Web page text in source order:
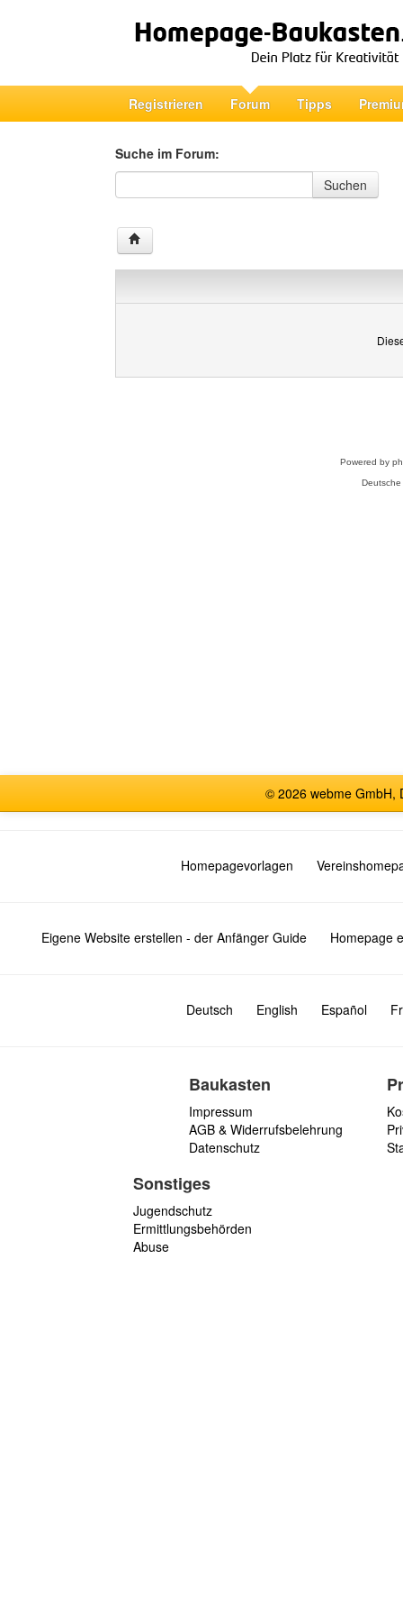
Registrieren Forum Tipps
Suche im Forum:
Suche im Forum
Suchen
Powered by
© 2026 webme GmbH,
Homepagevorlagen
Eigene Website erstellen - der Anfänger Guide Homepage
Deutsch English Español
Baukasten
Impressum
AGB & Widerrufsbelehrung
Datenschutz
Sonstiges
Jugendschutz
Ermittlungsbehörden
Abuse